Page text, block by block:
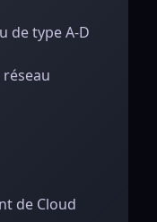
de type A-D
de Cloud